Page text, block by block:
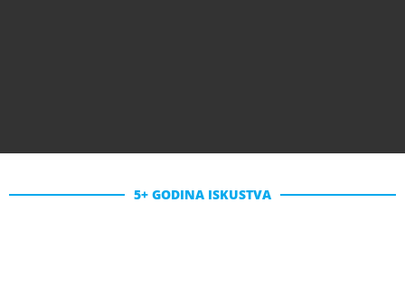
5+ GODINA ISKUSTVA